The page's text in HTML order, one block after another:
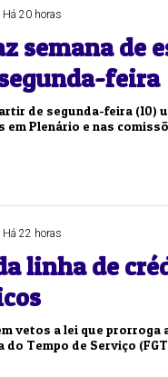
Há 20 horas
semana de
feira
de segunda-feira (10)
Plenário e nas
Há 22 horas
linha de
vetos a lei que
do Tempo de Serviço
08/26)
21 26 27
49 50 57
88 91